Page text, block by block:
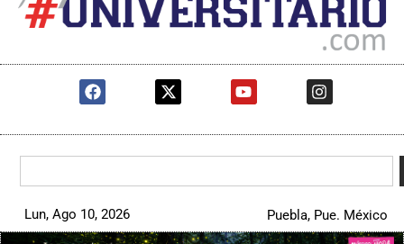
Lun, Ago 10, 2026 Puebla, Pue. México